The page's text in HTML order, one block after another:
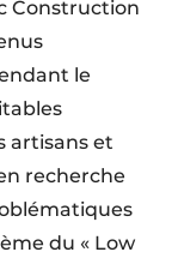
Construction
le
artisans et
recherche
du « Low